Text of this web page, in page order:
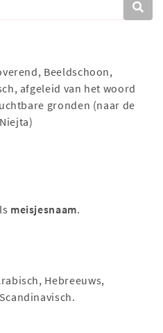
Beeldschoon,
afgeleid van het woord
meisjesnaam.
Hebreeuws,